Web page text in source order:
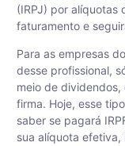
(IRPJ) por alíquotas
faturamento e
Para as empresas
desse profissional,
meio de
firma. Hoje, esse
saber se pagará
sua alíquota